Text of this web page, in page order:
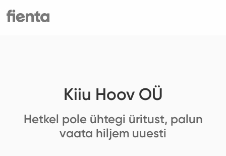
Kiiu Hoov OÜ
Hetkel pole ühtegi üritust, palun
vaata hiljem uuesti